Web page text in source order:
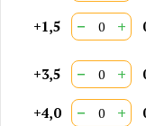
+1,5 − +
+3,5 − +
+4,0 − +